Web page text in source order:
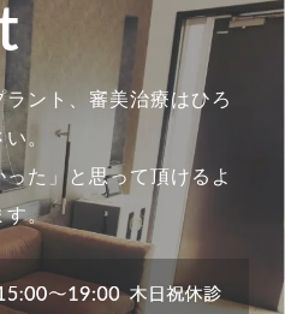
ント、審美治療はひろ
。
た」と思って頂けるよ
す。